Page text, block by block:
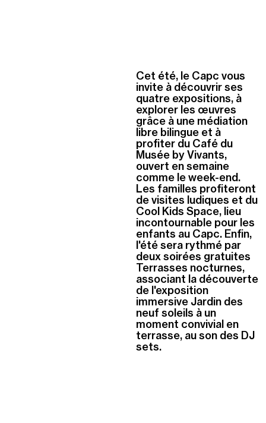
Cet été, le Capc vous
invite à découvrir ses
quatre expositions, à
explorer les œuvres
grâce à une médiation
libre bilingue et à
profiter du Café du
Musée by Vivants,
ouvert en semaine
comme le week-end.
Les familles profiteront
de visites ludiques et du
Cool Kids Space, lieu
incontournable pour les
enfants au Capc. Enfin,
l'été sera rythmé par
deux soirées gratuites
Terrasses nocturnes,
associant la découverte
de l'exposition
immersive Jardin des
neuf soleils à un
moment convivial en
terrasse, au son des DJ
sets.